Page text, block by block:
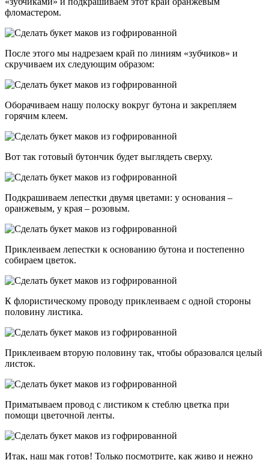
фломастером.
После этого мы надрезаем край по линиям «зубчиков» и
скручиваем их следующим образом:
Оборачиваем нашу полоску вокруг бутона и закрепляем
горячим клеем.
Вот так готовый бутончик будет выглядеть сверху.
Подкрашиваем лепестки двумя цветами: у основания –
оранжевым, у края – розовым.
Приклеиваем лепестки к основанию бутона и постепенно
собираем цветок.
К флористическому проводу приклеиваем с одной стороны
половину листика.
Приклеиваем вторую половину так, чтобы образовался целый
листок.
Приматываем провод с листиком к стеблю цветка при
помощи цветочной ленты.
Итак, наш мак готов! Только посмотрите, как живо и нежно